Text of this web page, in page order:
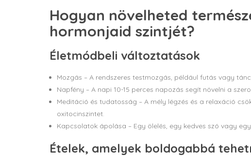
Hogyan növelheted
hormonjaid szintjét?
Életmódbeli változtatások
Mozgás – A rendszeres testmozgás, például futás vagy
Napfény – A napi 10-15 perces napozás segít növelni a
Meditáció és tudatosság – A mély légzés és a relaxáció
oxitocinszintet.
Kapcsolatok ápolása – Egy ölelés, egy kedves szó vagy
Ételek, amelyek boldogabbá